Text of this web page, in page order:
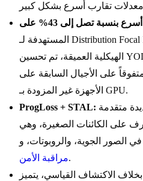
المستهدفة لـ Distribution Focal Loss (DFL) والتحسينات
الهيكلية العميقة، تم تحسين YOLO26 بشكل كبير لحوسبة
على الأجيال السابقة على
الأجهزة غير المزودة بـ GPU.
ProgLoss + STAL:
على الكائنات الصغيرة، وهي
الصور الجوية، والروبوتات، و
مراقبة الأمن.
بخلاف الاكتشاف القياسي، يتميز